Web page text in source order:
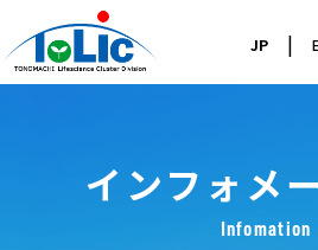
JP|
インフォメ
Infomation